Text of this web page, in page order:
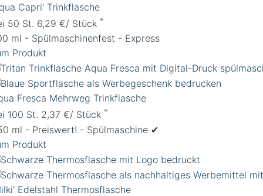
Capri' Trinkflasche
50 St. 6,29 €/ Stück *
ml - Spülmaschinenfest - Express
Produkt
Fresca Mehrweg Trinkflasche
100 St. 2,37 €/ Stück *
ml - Preiswert! - Spülmaschine ✔︎
Produkt
Edelstahl Thermosflasche